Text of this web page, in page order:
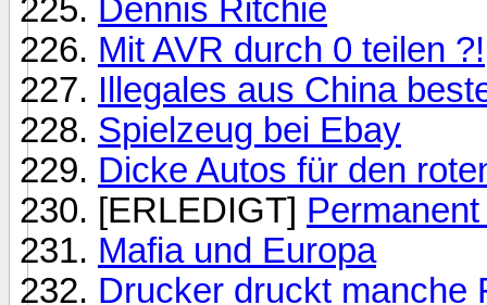
Dennis Ritchie
Mit AVR durch 0 teilen ?!
Illegales aus China
Spielzeug bei Ebay
Dicke Autos für den
[ERLEDIGT]
Mafia und Europa
Drucker druckt manche